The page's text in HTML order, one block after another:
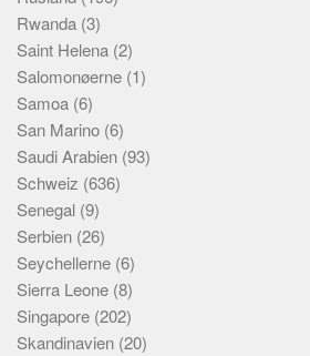
Rwanda (3)
Saint Helena (2)
Salomonøerne (1)
Samoa (6)
San Marino (6)
Saudi Arabien (93)
Schweiz (636)
Senegal (9)
Serbien (26)
Seychellerne (6)
Sierra Leone (8)
Singapore (202)
Skandinavien (20)